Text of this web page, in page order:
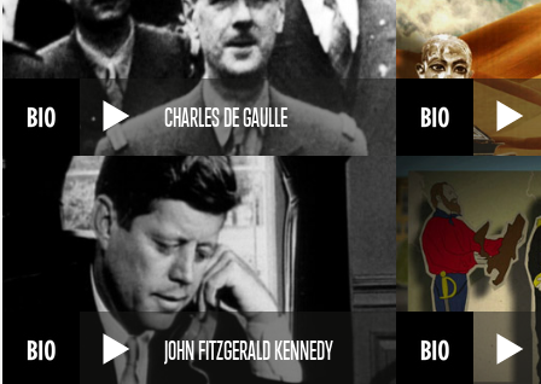
CHARLES DE GAULLE
JOHN FITZGERALD KENNEDY